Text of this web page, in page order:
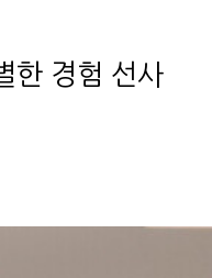
한 경험 선사